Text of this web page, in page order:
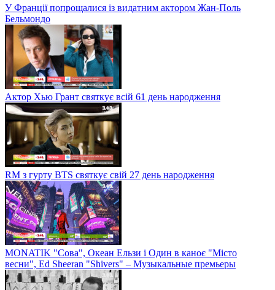
У Франції попрощалися із видатним актором Жан-Поль
Бельмондо
Актор Хью Грант святкує всій 61 день народження
RM з гурту BTS святкує свій 27 день народження
MONATIK "Сова", Океан Ельзи і Один в каноє "Місто
весни", Ed Sheeran "Shivers" – Музыкальные премьеры